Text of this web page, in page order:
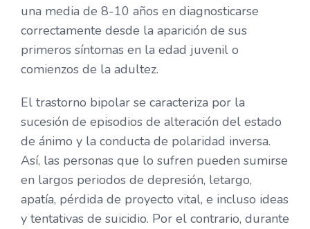
una media de 8-10 años en diagnosticarse
correctamente desde la aparición de sus
primeros síntomas en la edad juvenil o
comienzos de la adultez.
El trastorno bipolar se caracteriza por la
sucesión de episodios de alteración del estado
de ánimo y la conducta de polaridad inversa.
Así, las personas que lo sufren pueden sumirse
en largos periodos de depresión, letargo,
apatía, pérdida de proyecto vital, e incluso ideas
y tentativas de suicidio. Por el contrario, durante